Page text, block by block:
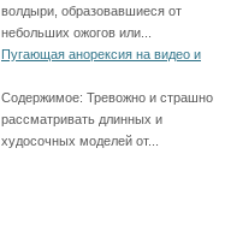
волдыри, образовавшиеся от
небольших ожогов или...
Пугающая анорексия на видео и
Содержимое: Тревожно и страшно
рассматривать длинных и
худосочных моделей от...